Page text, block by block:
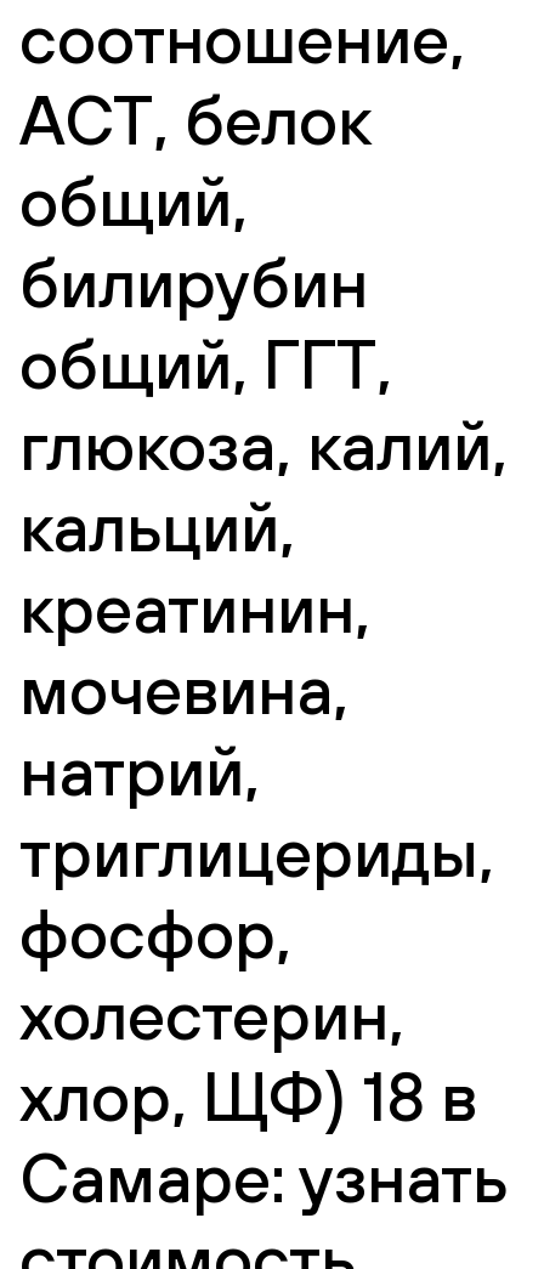
соотношение,
АСТ, белок
общий,
билирубин
общий, ГГТ,
глюкоза, калий,
кальций,
креатинин,
мочевина,
натрий,
триглицериды,
фосфор,
холестерин,
хлор, ЩФ) 18 в
Самаре: узнать